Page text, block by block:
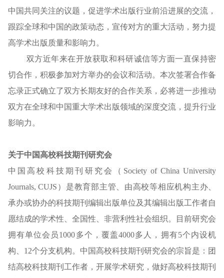
中国共同关注的议题，促进学术出版行业前沿进展的交流，
跟踪全球和中国的政策动态，宣传对方的重大活动，努力提
高学术出版质量和影响力。
双方近年来在开放获取和科研诚信等方面一直保持密
切合作，积极参加对方举办的会议和活动。本次签署合作备
忘录正式确立了双方长期友好的合作关系，必将进一步推动
双方在全球和中国重大学术出版领域的深度交流，提升行业
影响力。
关于中国高校科技期刊研究会
中国高校科技期刊研究会（Society of China University
Journals, CUJS）是教育部主管、由高校等相应机构主办、
承办或协办的科技期刊编辑出版单位及其编辑出版工作者自
愿结成的学术性、全国性、非营利性社会组织。目前研究会
拥有单位会员1000多个，覆盖4000多人，拥有5个内设机
构、12个分支机构。中国高校科技期刊研究会的宗旨是：团
结高校科技期刊工作者，开展学术研究，做好高校科技期刊